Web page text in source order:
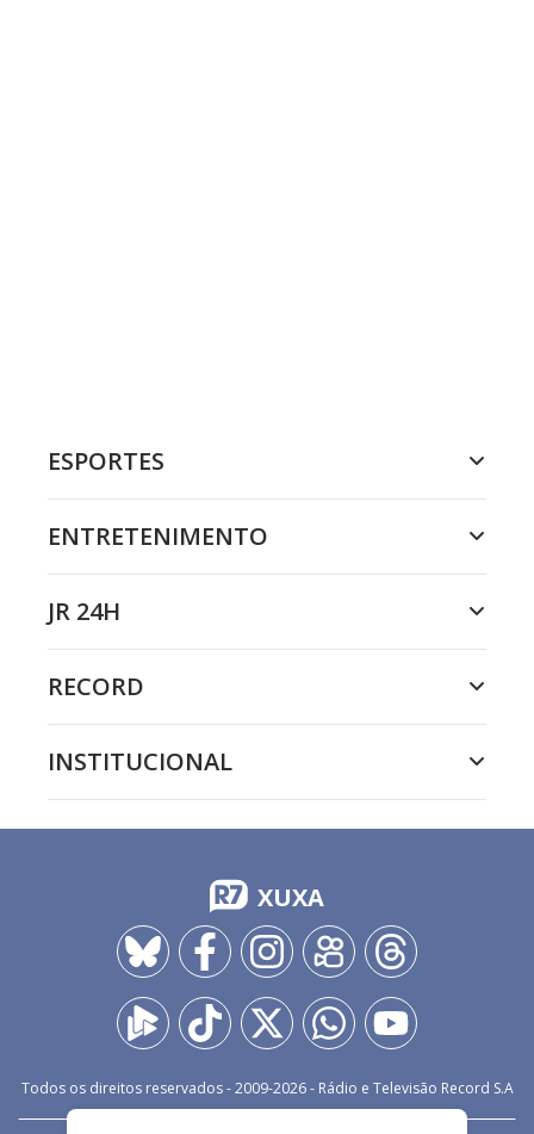
ESPORTES
ENTRETENIMENTO
JR 24H
RECORD
INSTITUCIONAL
XUXA
Todos os direitos reservados - 2009-2026- Rádio e Televisão Record S.A